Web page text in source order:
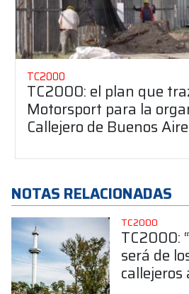
TC2000
TC2000: el plan que
Motorsport para la
Callejero de Buenos
NOTAS RELACIONADAS
TC2000
TC2000:
será de
callejeros